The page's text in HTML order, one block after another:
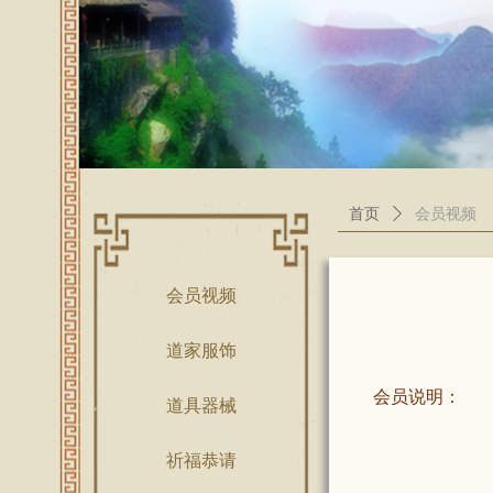
会员说明：
首页 ꄲ 会员视频
会员视频
道家服饰
道具器械
祈福恭请